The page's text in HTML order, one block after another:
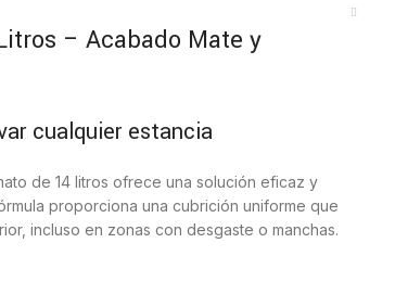
– Acabado Mate y
cualquier estancia
de 14 litros ofrece una solución eficaz y
proporciona una cubrición uniforme que
incluso en zonas con desgaste o manchas.